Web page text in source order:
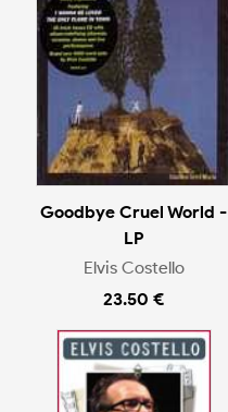
Goodbye Cruel World -
LP
Elvis Costello
23.50 €